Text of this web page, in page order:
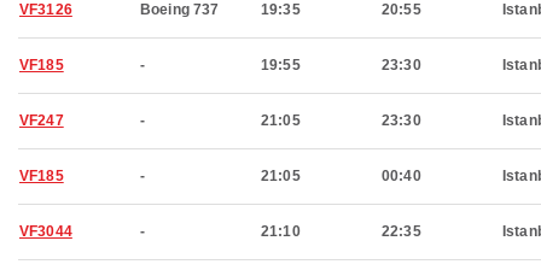
VF3126 Boeing 737 19:35 20:55
VF185 - 19:55 23:30
VF247 - 21:05 23:30
VF185 - 21:05 00:40
VF3044 - 21:10 22:35